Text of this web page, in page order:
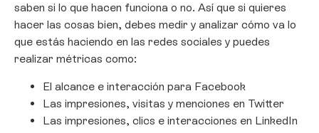
saben si lo que hacen funciona o no. Así que si quieres
hacer las cosas bien, debes medir y analizar cómo va lo
que estás haciendo en las redes sociales y puedes
realizar métricas como:
El alcance e interacción para Facebook
Las impresiones, visitas y menciones en Twitter
Las impresiones, clics e interacciones en LinkedIn